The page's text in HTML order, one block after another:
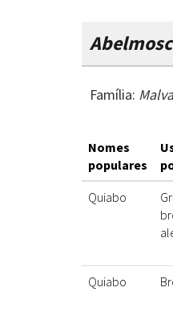
Família:
Nomes
populares
Quiabo
Quiabo